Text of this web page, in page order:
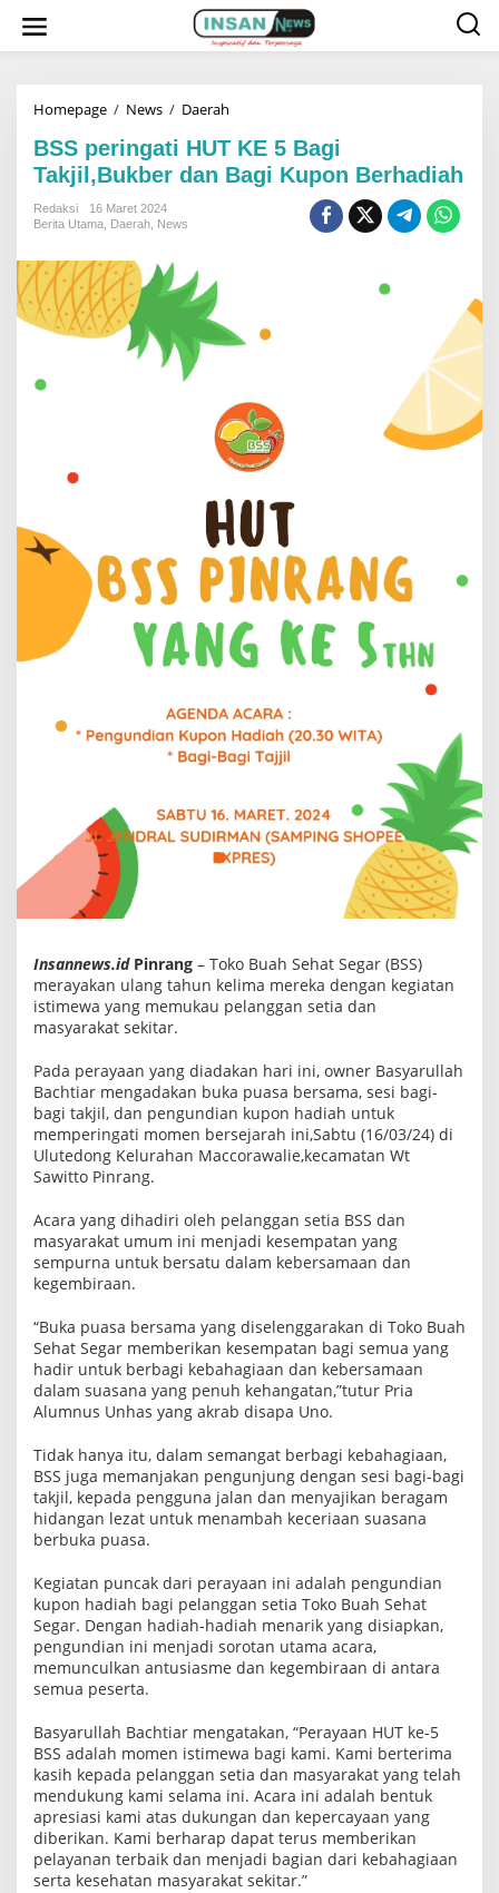
Homepage / News / Daerah
S
e
U
T
B
a
g
i
T
k
i
l
,
B
u
k
b
e
a
n
B
a
K
u
p
o
a
d
i
a
BSS peringati HUT KE 5 Bagi
Takjil,Bukber dan Bagi Kupon Berhadiah
Redaksi
16 Maret 2024
Berita Utama Daerah News
Insannews.id Pinrang – Toko Buah Sehat Segar (BSS)
merayakan ulang tahun kelima mereka dengan kegiatan
istimewa yang memukau pelanggan setia dan
masyarakat sekitar.
Pada perayaan yang diadakan hari ini, owner Basyarullah
Bachtiar mengadakan buka puasa bersama, sesi bagi-
bagi takjil, dan pengundian kupon hadiah untuk
memperingati momen bersejarah ini,Sabtu (16/03/24) di
Ulutedong Kelurahan Maccorawalie,kecamatan Wt
Sawitto Pinrang.
Acara yang dihadiri oleh pelanggan setia BSS dan
masyarakat umum ini menjadi kesempatan yang
sempurna untuk bersatu dalam kebersamaan dan
kegembiraan.
“Buka puasa bersama yang diselenggarakan di Toko Buah
Sehat Segar memberikan kesempatan bagi semua yang
hadir untuk berbagi kebahagiaan dan kebersamaan
dalam suasana yang penuh kehangatan,”tutur Pria
Alumnus Unhas yang akrab disapa Uno.
Tidak hanya itu, dalam semangat berbagi kebahagiaan,
BSS juga memanjakan pengunjung dengan sesi bagi-bagi
takjil, kepada pengguna jalan dan menyajikan beragam
hidangan lezat untuk menambah keceriaan suasana
berbuka puasa.
Kegiatan puncak dari perayaan ini adalah pengundian
kupon hadiah bagi pelanggan setia Toko Buah Sehat
Segar. Dengan hadiah-hadiah menarik yang disiapkan,
pengundian ini menjadi sorotan utama acara,
memunculkan antusiasme dan kegembiraan di antara
semua peserta.
Basyarullah Bachtiar mengatakan, “Perayaan HUT ke-5
BSS adalah momen istimewa bagi kami. Kami berterima
kasih kepada pelanggan setia dan masyarakat yang telah
mendukung kami selama ini. Acara ini adalah bentuk
apresiasi kami atas dukungan dan kepercayaan yang
diberikan. Kami berharap dapat terus memberikan
pelayanan terbaik dan menjadi bagian dari kebahagiaan
serta kesehatan masyarakat sekitar.”